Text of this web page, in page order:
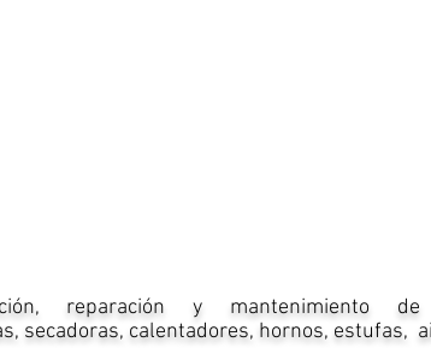
reparación y mantenimiento
secadoras, calentadores, hornos, estufas,